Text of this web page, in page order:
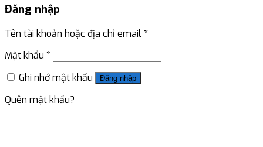
Đăng nhập
Tên tài khoản hoặc địa chỉ email*
Mật khẩu *
Ghi nhớ mật khẩu
Đăng nhập
Quên mật khẩu?